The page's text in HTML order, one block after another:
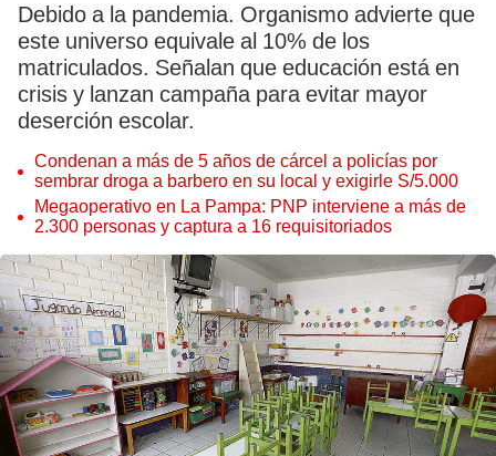
Debido a la pandemia. Organismo advierte que
este universo equivale al 10% de los
matriculados. Señalan que educación está en
crisis y lanzan campaña para evitar mayor
deserción escolar.
Condenan a más de 5 años de cárcel a policías por
sembrar droga a barbero en su local y exigirle S/5.000
Megaoperativo en La Pampa: PNP interviene a más de
2.300 personas y captura a 16 requisitoriados